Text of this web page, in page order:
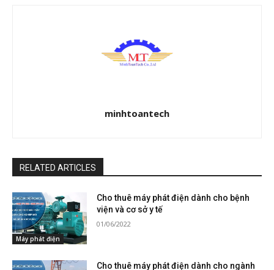
minhtoantech
RELATED ARTICLES
Máy phát điện
Cho thuê máy phát điện dành cho bệnh
viện và cơ sở y tế
01/06/2022
Cho thuê máy phát điện dành cho ngành